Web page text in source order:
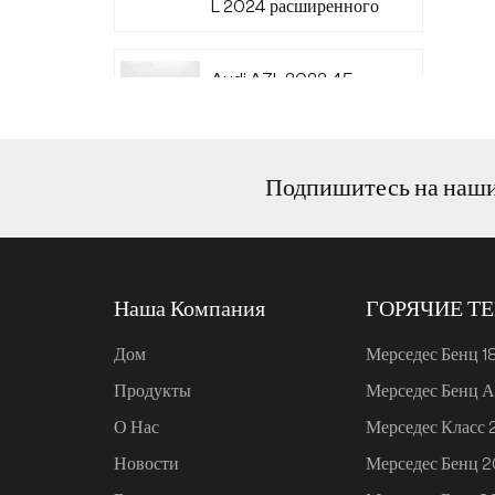
L 2024 расширенного
Audi A7L 2022 45
Ли Авто L6 2024
Макс.
Ли Авто L6 2024 Про
дальнобойная версия
для умного вождения
Подпишитесь на
Наша Компания
Дом
Продукты
О Нас
Новости
ГОРЯЧИЕ
Мерседес Бенц
Мерседес Бенц
Мерседес Класс
Мерседес Бенц